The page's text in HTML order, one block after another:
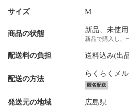
サイズ M
商品の状態 新品、未使用
新品で購入し、
配送料の負担 送料込み(出
配送の方法
らくらくメ
匿名配送
発送元の地域 広島県